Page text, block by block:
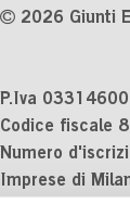
2026 Giunti
P.Iva
Codice fiscale
Numero
Imprese di